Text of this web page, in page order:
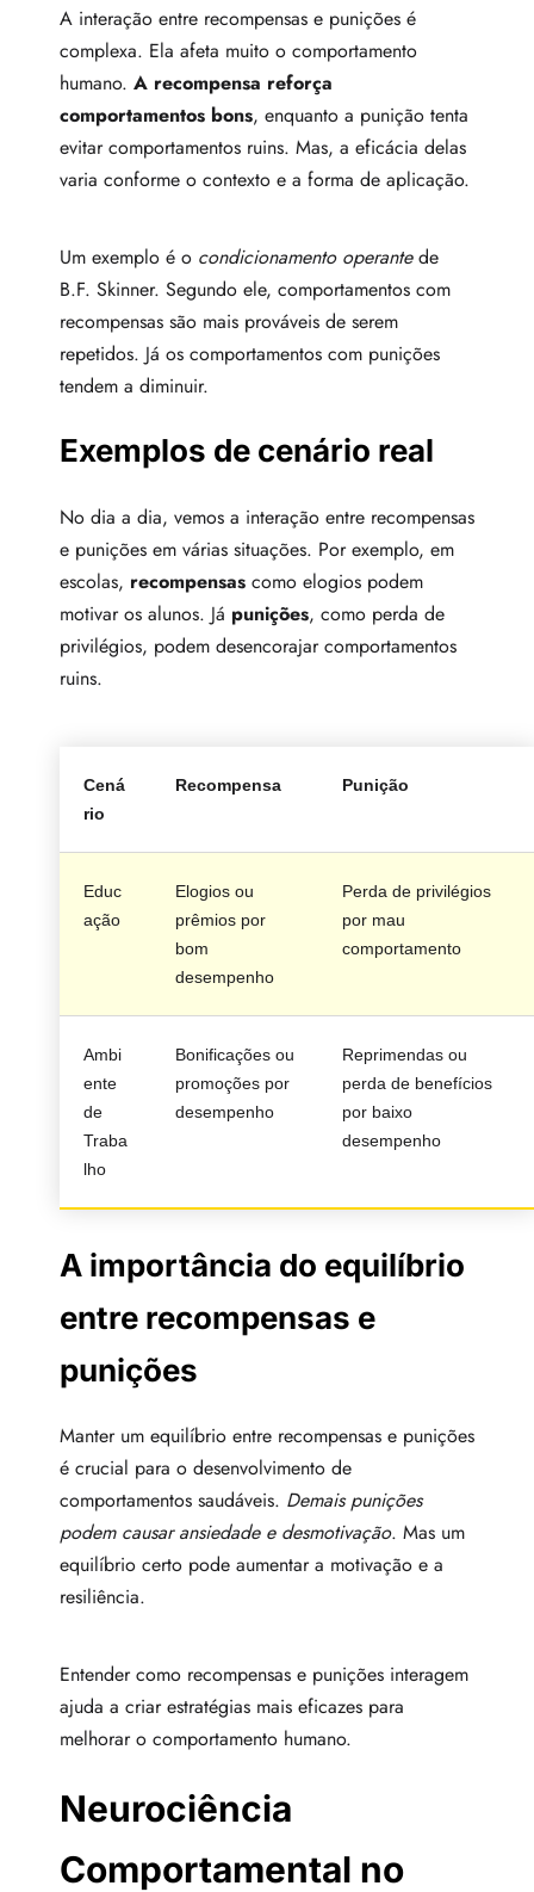
A interação entre recompensas e punições é
complexa. Ela afeta muito o comportamento
humano. A recompensa reforça
comportamentos bons, enquanto a punição tenta
evitar comportamentos ruins. Mas, a eficácia delas
varia conforme o contexto e a forma de aplicação.
Um exemplo é o condicionamento operantede
B.F. Skinner. Segundo ele, comportamentos com
recompensas são mais prováveis de serem
repetidos. Já os comportamentos com punições
tendem a diminuir.
Exemplos de cenário real
No dia a dia, vemos a interação entre recompensas
e punições em várias situações. Por exemplo, em
escolas, recompensas como elogios podem
motivar os alunos. Já punições, como perda de
privilégios, podem desencorajar comportamentos
ruins.
Cená
rio
Recompensa Punição
Educ
ação
Elogios ou
prêmios por
bom
desempenho
Perda de privilégios
por mau
comportamento
Ambi
ente
de
Traba
lho
Bonificações ou
promoções por
desempenho
Reprimendas ou
perda de benefícios
por baixo
desempenho
A importância do equilíbrio
entre recompensas e
punições
Manter um equilíbrio entre recompensas e punições
é crucial para o desenvolvimento de
comportamentos saudáveis. Demais punições
podem causar ansiedade e desmotivação. Mas um
equilíbrio certo pode aumentar a motivação e a
resiliência.
Entender como recompensas e punições interagem
ajuda a criar estratégias mais eficazes para
melhorar o comportamento humano.
Neurociência
Comportamental no